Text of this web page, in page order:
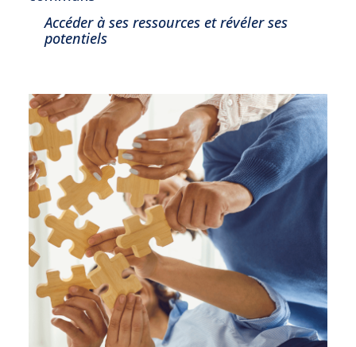
Accéder à ses ressources et révéler ses
potentiels